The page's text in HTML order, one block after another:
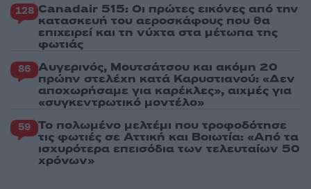
128 Canadair 515: Οι πρώτες εικόνες από την
κατασκευή του αεροσκάφους που θα
επιχειρεί και τη νύχτα στα μέτωπα της
φωτιάς
86 Αυγερινός, Μουτσάτσου και ακόμη 20
πρώην στελέχη κατά Καρυστιανού: «Δεν
αποχωρήσαμε για καρέκλες», αιχμές για
«συγκεντρωτικό μοντέλο»
59 Το πολωμένο μελτέμι που τροφοδότησε
τις φωτιές σε Αττική και Βοιωτία: «Από τα
ισχυρότερα επεισόδια των τελευταίων 50
χρόνων»